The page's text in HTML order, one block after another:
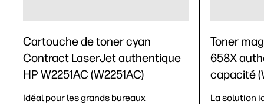
Cartouche de toner cyan
Contract LaserJet authentique
HP W2251AC (W2251AC)
Idéal pour les grands bureaux
Toner
658X
capacité
La solution